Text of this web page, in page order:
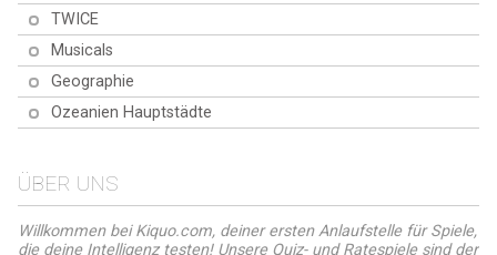
TWICE
Musicals
Geographie
Ozeanien Hauptstädte
ÜBER UNS
Willkommen bei Kiquo.com, deiner ersten Anlaufstelle für Spiele,
die deine Intelligenz testen! Unsere Quiz- und Ratespiele sind der